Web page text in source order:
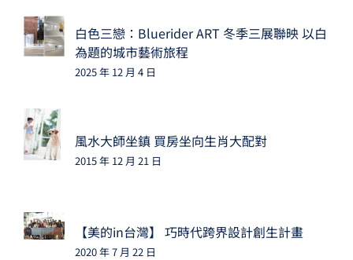
白色三戀：Bluerider ART 冬季三展聯映 以白
為題的城市藝術旅程
2025 年 12 月 4 日
風水大師坐鎮 買房坐向生肖大配對
2015 年 12 月 21 日
【美的in台灣】 巧時代跨界設計創生計畫
2020 年 7 月 22 日